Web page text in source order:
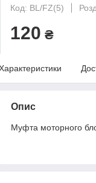
Код: BL/FZ(5)
120 ₴
Опис
Муфта моторного